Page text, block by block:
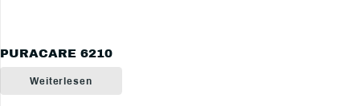
PURACARE 6210
Weiterlesen